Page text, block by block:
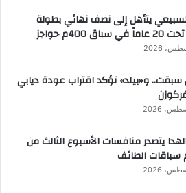
يتأهل إلى نصف نهائي بطولة
400م حواجز
و«بيلد» تؤكد اقتراب عودة ديابي
يتصدر منافسات الأسبوع الثالث من
الطائف